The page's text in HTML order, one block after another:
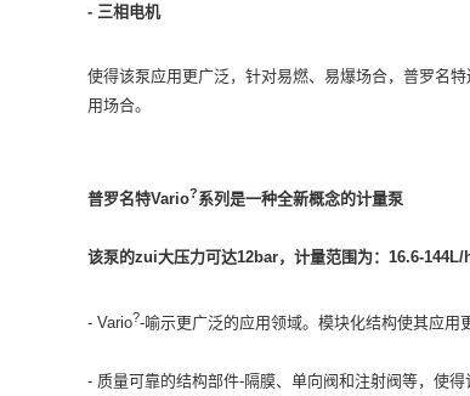
- 三相电机
使得该泵应用更广泛，针对易燃、易爆场合，普罗名
用场合。
普罗名特Vario?系列是一种全新概念的计量泵
该泵的zui大压力可达12bar，计量范围为：16.6-144L/
- Vario?-喻示更广泛的应用领域。模块化结构使其应用
- 质量可靠的结构部件-隔膜、单向阀和注射阀等，使